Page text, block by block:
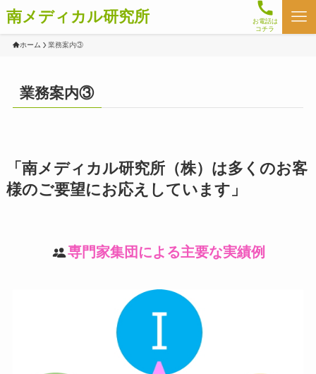
南メディカル研究所 お電話は
コチラ
ホーム 業務案内③
業務案内③
「南メディカル研究所（株）は多くのお客
様のご要望にお応えしています」
専門家集団による主要な実績例